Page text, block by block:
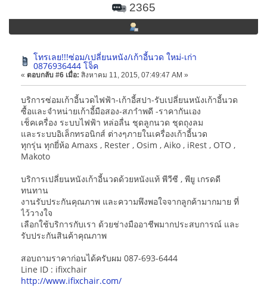
2365
โทรเลย!!!ซ่อม/เปลี่ยนหนัง/เก้าอี้นวด ใหม่-เก่า
0876936444 โจ็ค
« ตอบกลับ #6 เมื่อ: สิงหาคม 11, 2015, 07:49:47 AM »
บริการซ่อมเก้าอี้นวดไฟฟ้า-เก้าอี้สปา-รับเปลี่ยนหนังเก้าอี้นวด
ซื้อและจำหน่ายเก้าอี้มือสอง-สภาำพดี -ราคากันเอง
เช็คเครื่อง ระบบไฟฟ้า หล่อลื่น ชุดลูกนวด ชุดถุงลม
และระบบอิเล็กทรอนิกส์ ต่างๆภายในเครื่องเก้าอี้นวด
ทุกรุ่น ทุกยี่ห้อ Amaxs , Rester , Osim , Aiko , iRest , OTO ,
Makoto
บริการเปลี่ยนหนังเก้าอี้นวดด้วยหนังแท้ พีวีซี , พียู เกรดดี
ทนทาน
งานรับประกันคุณภาพ และความพึงพอใจจากลูกค้ามากมาย ที่
ไว้วางใจ
เลือกใช้บริการกับเรา ด้วยช่างมืออาชีพมากประสบการณ์ และ
รับประกันสินค้าคุณภาพ
สอบถามราคาก่อนได้ครับผม 087-693-6444
Line ID : ifixchair
http://www.ifixchair.com/